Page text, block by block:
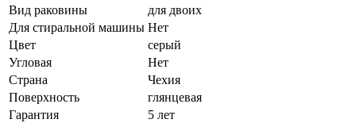
Вид раковины
для двоих
Для стиральной машины Нет
Цвет
серый
Угловая
Нет
Страна
Чехия
Поверхность
глянцевая
Гарантия
5 лет